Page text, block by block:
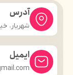
آدرس
شهریار،
ایمیل